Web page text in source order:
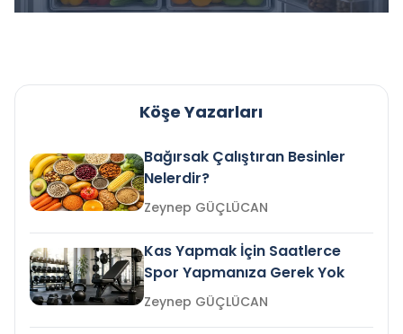
Köşe Yazarları
Bağırsak Çalıştıran Besinler
Nelerdir?
Zeynep GÜÇLÜCAN
Kas Yapmak İçin Saatlerce
Spor Yapmanıza Gerek Yok
Zeynep GÜÇLÜCAN